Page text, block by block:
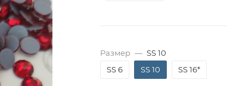
Размер — SS 10
SS 6
SS 10 SS 16*